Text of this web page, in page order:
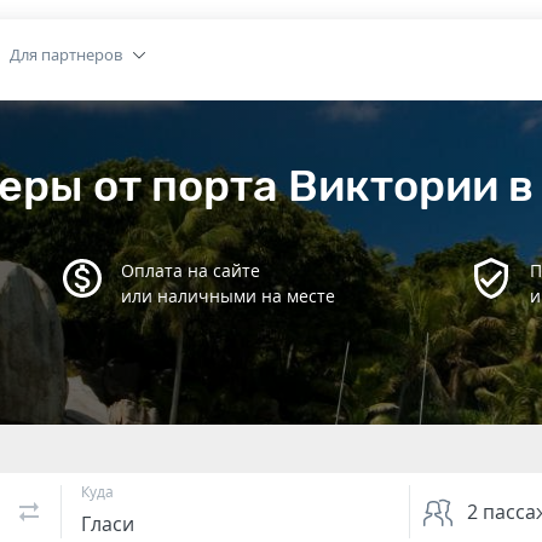
Для партнеров
от порта Виктории
Оплата на сайте
или наличными на месте
Куда
2